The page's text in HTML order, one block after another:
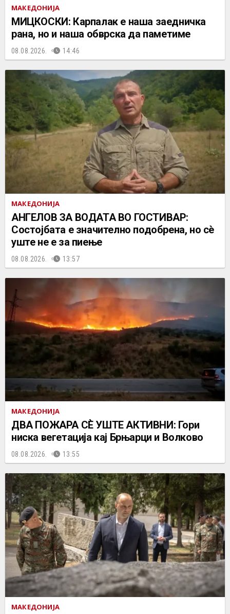
МАКЕДОНИЈА
МИЦКОСКИ: Карпалак е наша заедничка
рана, но и наша обврска да паметиме
08.08.2026. 14:46
МАКЕДОНИЈА
АНГЕЛОВ ЗА ВОДАТА ВО ГОСТИВАР:
Состојбата е значително подобрена, но сè
уште не е за пиење
08.08.2026. 13:57
МАКЕДОНИЈА
ДВА ПОЖАРА СÈ УШТЕ АКТИВНИ: Гори
ниска вегетација кај Брњарци и Волково
08.08.2026. 13:55
МАКЕДОНИЈА